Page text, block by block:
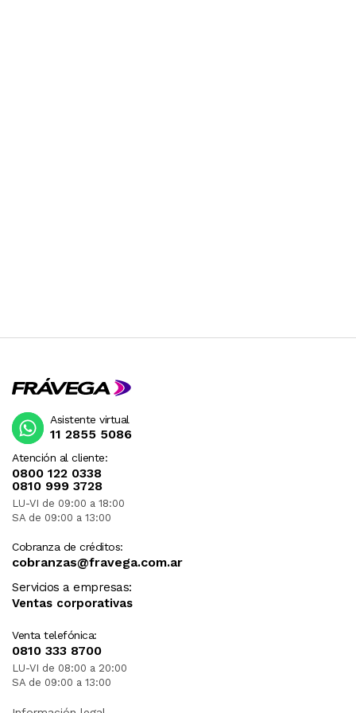
Atención al cliente:
0800 122 0338
0810 999 3728
LU-VI de 09:00 a 18:00
SA de 09:00 a 13:00
Cobranza de créditos:
cobranzas@fravega.com.ar
Servicios a empresas:
Ventas corporativas
Venta telefónica:
0810 333 8700
LU-VI de 08:00 a 20:00
SA de 09:00 a 13:00
Asistente virtual
11 2855 5086